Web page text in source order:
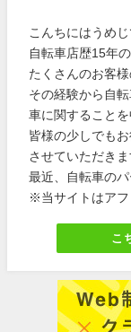
こんちにはうめじ
自転車店歴15年
たくさんのお客
その経験から自
車に関すること
皆様の少しでも
させていただき
最近、自転車の
※当サイトはアフ
こ